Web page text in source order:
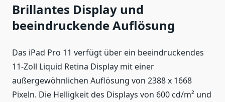
Brillantes Display und
beeindruckende Auflösung
Das iPad Pro 11 verfügt über ein beeindruckendes
11-Zoll Liquid Retina Display mit einer
außergewöhnlichen Auflösung von 2388 x 1668
Pixeln. Die Helligkeit des Displays von 600 cd/m² und